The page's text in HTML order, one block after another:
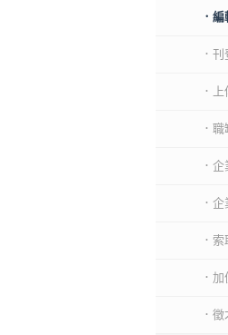
．
．
．
．
．
．
．
．
．